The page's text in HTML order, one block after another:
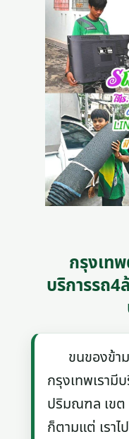
กรุงเทพ
บริการรถ
ขนของข้าม
กรุงเทพเรามี
ปริมณฑล เขต
ก็ตามแต่ เรา